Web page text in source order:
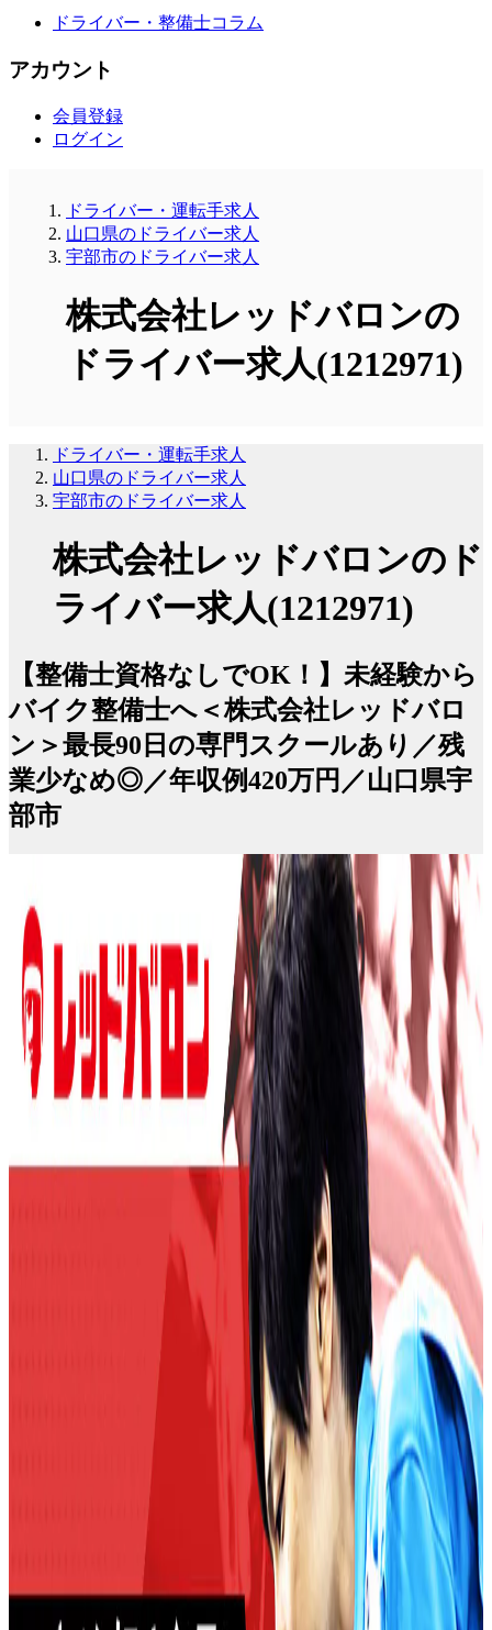
ドライバー・整備士コラム
アカウント
会員登録
ログイン
ドライバー・運転手求人
山口県のドライバー求人
宇部市のドライバー求人
株式会社レッドバロンの
ドライバー求人(1212971)
ドライバー・運転手求人
山口県のドライバー求人
宇部市のドライバー求人
株式会社レッドバロンのド
ライバー求人(1212971)
【整備士資格なしでOK！】未経験から
バイク整備士へ＜株式会社レッドバロ
ン＞最長90日の専門スクールあり／残
業少なめ◎／年収例420万円／山口県宇
部市